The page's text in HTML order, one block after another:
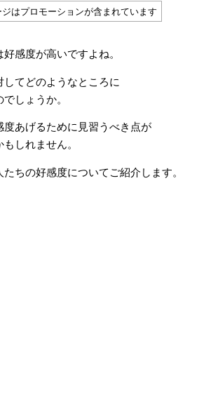
はプロモーションが含まれています
感度が高いですよね。
てどのようなところに
しょうか。
度あげるために見習うべき点が
しれません。
ちの好感度についてご紹介します。